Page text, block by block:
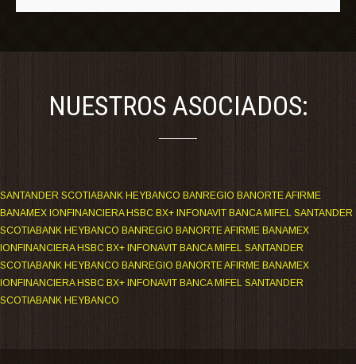
NUESTROS ASOCIADOS:
SANTANDER SCOTIABANK HEYBANCO BANREGIO BANORTE AFIRME
BANAMEX IONFINANCIERA HSBC BX+ INFONAVIT BANCA MIFEL SANTANDER
SCOTIABANK HEYBANCO BANREGIO BANORTE AFIRME BANAMEX
IONFINANCIERA HSBC BX+ INFONAVIT BANCA MIFEL SANTANDER
SCOTIABANK HEYBANCO BANREGIO BANORTE AFIRME BANAMEX
IONFINANCIERA HSBC BX+ INFONAVIT BANCA MIFEL SANTANDER
SCOTIABANK HEYBANCO